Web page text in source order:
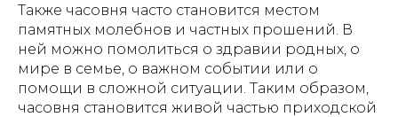
Также часовня часто становится местом
памятных молебнов и частных прошений. В
ней можно помолиться о здравии родных, о
мире в семье, о важном событии или о
помощи в сложной ситуации. Таким образом,
часовня становится живой частью приходской